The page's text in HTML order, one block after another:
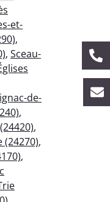
et-
,
, Sceau-
de-
,
,
(24270),
,